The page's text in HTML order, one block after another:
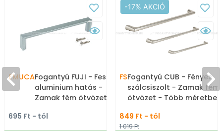
EMUCAFogantyú FUJI - Festett
aluminium hatás -
Zamak fém ötvözet -
fém bútorfogantyú
695 Ft - tól
-17% AKCIÓ
FSFogantyú CUB - Fényes
szálcsiszolt - Zamak fém
ötvözet - Több méretben
bútorfogantyú
849 Ft - tól
1 019 Ft